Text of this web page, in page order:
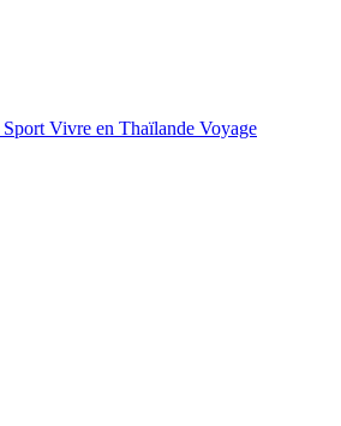
Sport Vivre en Thaïlande Voyage